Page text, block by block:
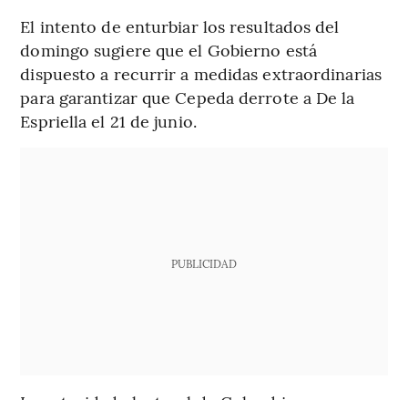
El intento de enturbiar los resultados del
domingo sugiere que el Gobierno está
dispuesto a recurrir a medidas extraordinarias
para garantizar que Cepeda derrote a De la
Espriella el 21 de junio.
PUBLICIDAD